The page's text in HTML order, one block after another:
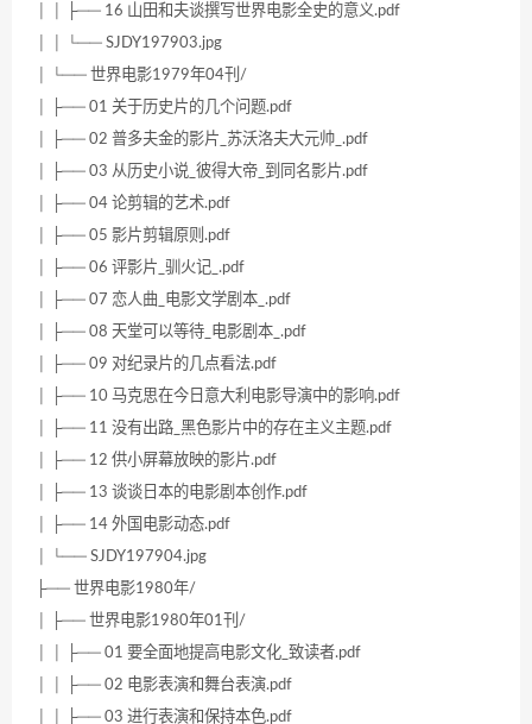
│ │ ├── 16 山田和夫谈撰写世界电影全史的意义.pdf
│ │ └── SJDY197903.jpg
│ └── 世界电影1979年04刊/
│ ├── 01 关于历史片的几个问题.pdf
│ ├── 02 普多夫金的影片_苏沃洛夫大元帅_.pdf
│ ├── 03 从历史小说_彼得大帝_到同名影片.pdf
│ ├── 04 论剪辑的艺术.pdf
│ ├── 05 影片剪辑原则.pdf
│ ├── 06 评影片_驯火记_.pdf
│ ├── 07 恋人曲_电影文学剧本_.pdf
│ ├── 08 天堂可以等待_电影剧本_.pdf
│ ├── 09 对纪录片的几点看法.pdf
│ ├── 10 马克思在今日意大利电影导演中的影响.pdf
│ ├── 11 没有出路_黑色影片中的存在主义主题.pdf
│ ├── 12 供小屏幕放映的影片.pdf
│ ├── 13 谈谈日本的电影剧本创作.pdf
│ ├── 14 外国电影动态.pdf
│ └── SJDY197904.jpg
├── 世界电影1980年/
│ ├── 世界电影1980年01刊/
│ │ ├── 01 要全面地提高电影文化_致读者.pdf
│ │ ├── 02 电影表演和舞台表演.pdf
│ │ ├── 03 进行表演和保持本色.pdf